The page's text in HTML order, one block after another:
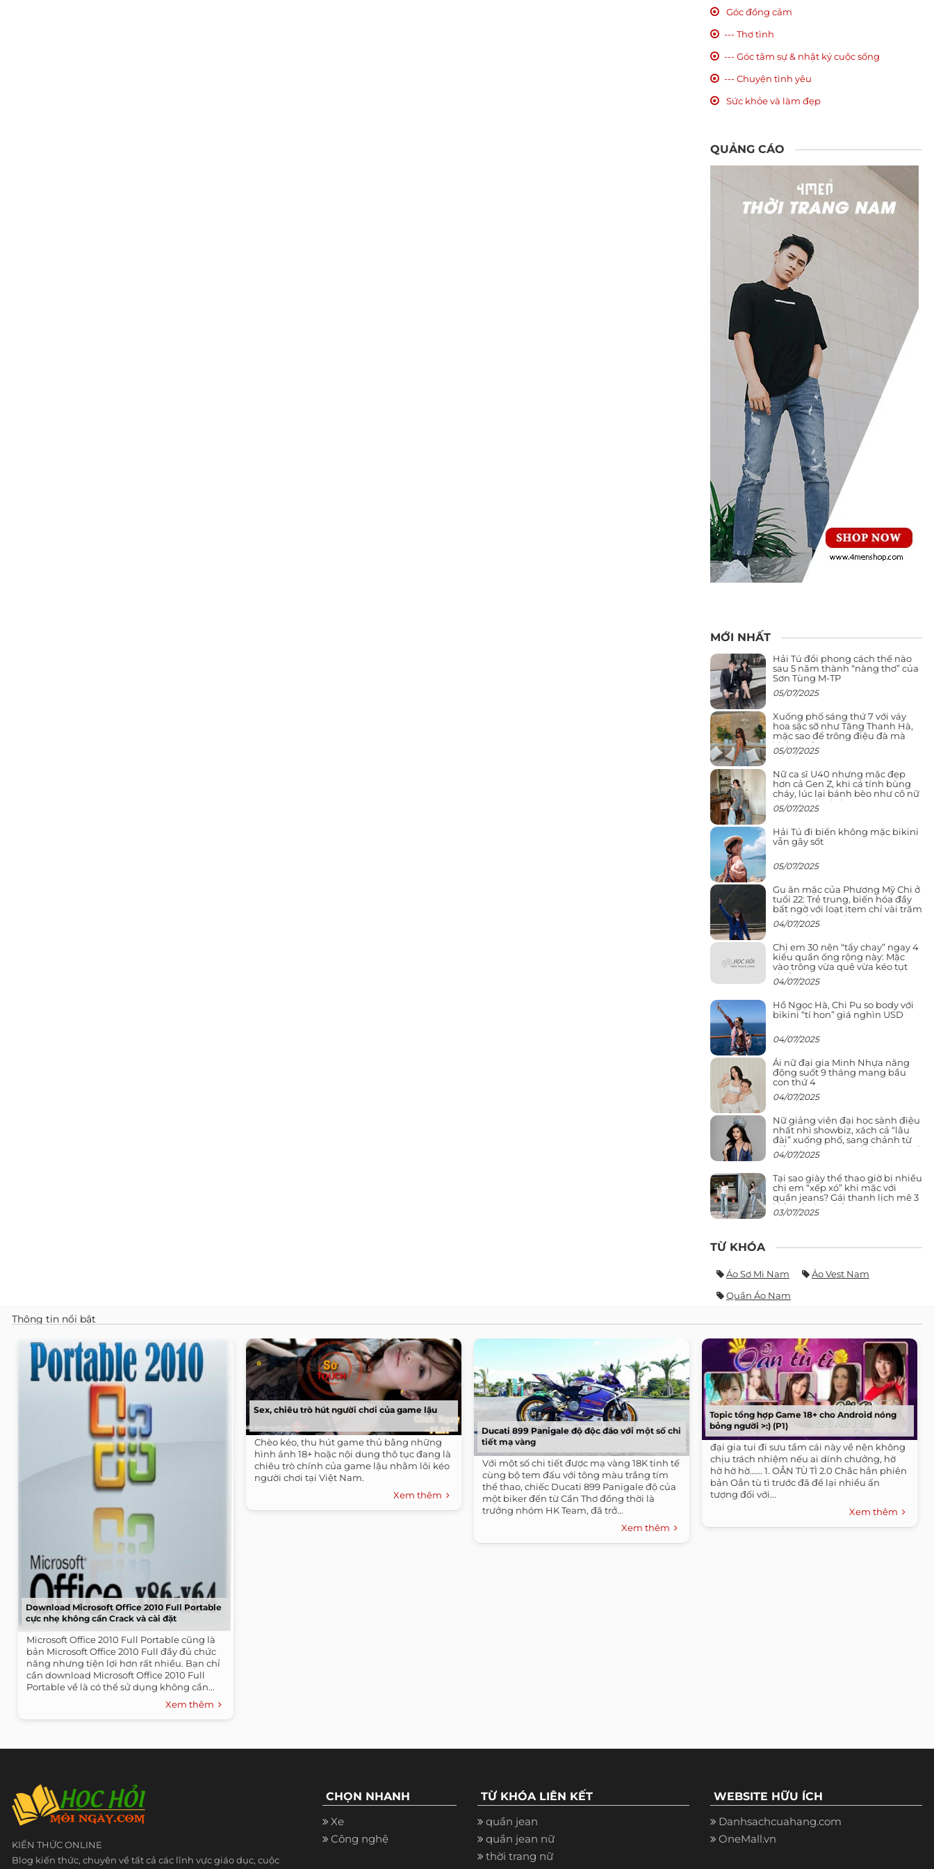
Góc đồng cảm
--- Thơ tình
--- Góc tâm sự & nhật ký cuộc sống
--- Chuyện tình yêu
Sức khỏe và làm đẹp
QUẢNG CÁO
MỚI NHẤT
Hải Tú đổi phong cách thế nào
sau 5 năm thành “nàng thơ” của
Sơn Tùng M-TP
05/07/2025
Xuống phố sáng thứ 7 với váy
hoa sặc sỡ như Tăng Thanh Hà,
mặc sao để trông điệu đà mà
không sến
05/07/2025
Nữ ca sĩ U40 nhưng mặc đẹp
hơn cả Gen Z, khi cá tính bùng
cháy, lúc lại bánh bèo như cô nữ
chính ngôn tình
05/07/2025
Hải Tú đi biển không mặc bikini
vẫn gây sốt
05/07/2025
Gu ăn mặc của Phương Mỹ Chi ở
tuổi 22: Trẻ trung, biến hóa đầy
bất ngờ với loạt item chỉ vài trăm
nghìn đã mua được
04/07/2025
Chị em 30 nên “tẩy chay” ngay 4
kiểu quần ống rộng này: Mặc
vào trông vừa quê vừa kéo tụt
chiều cao
04/07/2025
Hồ Ngọc Hà, Chi Pu so body với
bikini “tí hon” giá nghìn USD
04/07/2025
Ái nữ đại gia Minh Nhựa năng
động suốt 9 tháng mang bầu
con thứ 4
04/07/2025
Nữ giảng viên đại học sành điệu
nhất nhì showbiz, xách cả “lâu
đài” xuống phố, sang chảnh từ
giảng đường ra phố khó ai đọ lại
04/07/2025
Tại sao giày thể thao giờ bị nhiều
chị em “xếp xó” khi mặc với
quần jeans? Gái thanh lịch mê 3
kiểu này hơn hẳn
03/07/2025
TỪ KHÓA
Áo Sơ Mi Nam
Áo Vest Nam
Quần Áo Nam
Thông tin nổi bật
Download Microsoft Office 2010 Full Portable
cực nhẹ không cần Crack và cài đặt
Microsoft Office 2010 Full Portable cũng là
bản Microsoft Office 2010 Full đầy đủ chức
năng nhưng tiện lợi hơn rất nhiều. Bạn chỉ
cần download Microsoft Office 2010 Full
Portable về là có thể sử dụng không cần...
Xem thêm
Sex, chiêu trò hút người chơi của game lậu
Chèo kéo, thu hút game thủ bằng những
hình ảnh 18+ hoặc nội dung thô tục đang là
chiêu trò chính của game lậu nhằm lôi kéo
người chơi tại Việt Nam.
Xem thêm
Ducati 899 Panigale độ độc đáo với một số chi
tiết mạ vàng
Với một số chi tiết được mạ vàng 18K tinh tế
cùng bộ tem đấu với tông màu trắng tím
thể thao, chiếc Ducati 899 Panigale độ của
một biker đến từ Cần Thơ đồng thời là
trưởng nhóm HK Team, đã trở...
Xem thêm
Topic tổng hợp Game 18+ cho Android nóng
bỏng người >:) (P1)
đại gia tui đi sưu tầm cái này về nên không
chịu trách nhiệm nếu ai dính chưởng, hờ
hờ hờ hờ...... 1. OẲN TÙ TÌ 2.0 Chắc hẳn phiên
bản Oẳn tù tì trước đã để lại nhiều ấn
tượng đối với...
Xem thêm
KIẾN THỨC ONLINE
Blog kiến thức, chuyên về tất cả các lĩnh vực giáo dục, cuộc
CHỌN NHANH
Xe
Công nghệ
TỪ KHÓA LIÊN KẾT
quần jean
quần jean nữ
thời trang nữ
WEBSITE HỮU ÍCH
Danhsachcuahang.com
OneMall.vn